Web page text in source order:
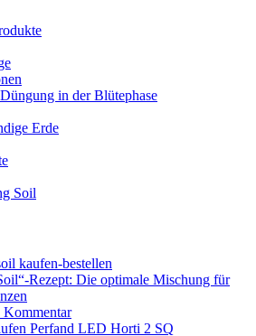
in der Blütephase
Erde
Soil
Rezept: Die optimale Mischung für
Kommentar